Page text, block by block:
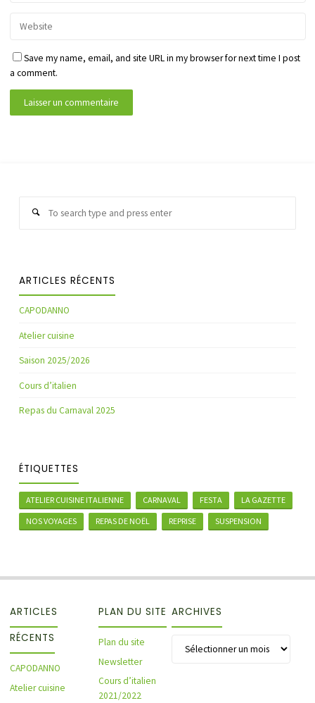
Save my name, email, and site URL in my browser for next time I post
a comment.
Search
ARTICLES RÉCENTS
CAPODANNO
Atelier cuisine
Saison 2025/2026
Cours d’italien
Repas du Carnaval 2025
ÉTIQUETTES
ATELIER CUISINE ITALIENNE CARNAVAL FESTA
LA GAZETTE
NOS VOYAGES
REPAS DE NOËL REPRISE SUSPENSION
ARTICLES
RÉCENTS
CAPODANNO
Atelier cuisine
PLAN DU SITE
Plan du site
Newsletter
Cours d’italien
2021/2022
ARCHIVES